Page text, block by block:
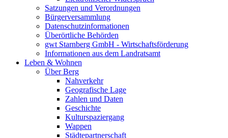
Satzungen und Verordnungen
Bürgerversammlung
Datenschutzinformationen
Überörtliche Behörden
gwt Starnberg GmbH - Wirtschaftsförderung
Informationen aus dem Landratsamt
Leben & Wohnen
Über Berg
Nahverkehr
Geografische Lage
Zahlen und Daten
Geschichte
Kulturspaziergang
Wappen
Städtepartnerschaft